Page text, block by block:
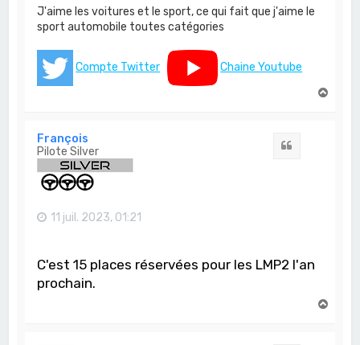
J'aime les voitures et le sport, ce qui fait que j'aime le
sport automobile toutes catégories
Compte Twitter
Chaine Youtube
François
Pilote Silver
11 juil. 2023, 01:21
C'est 15 places réservées pour les LMP2 l'an
prochain.